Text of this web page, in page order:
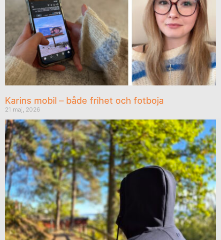
Karins mobil – både frihet och fotboja
21 maj, 2026